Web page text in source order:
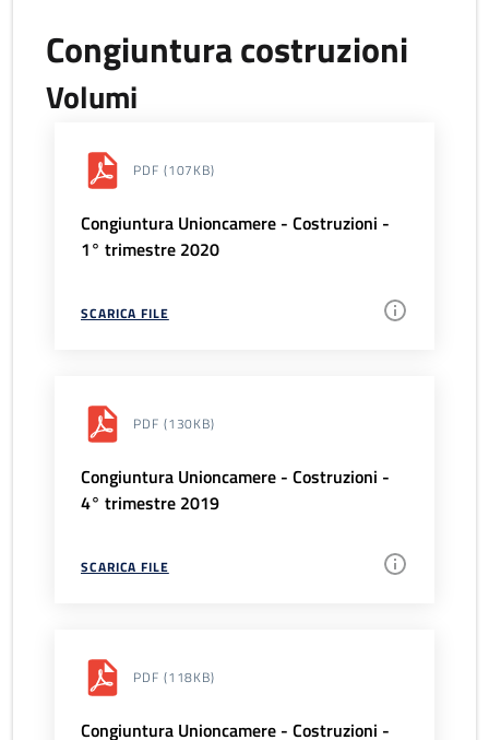
Congiuntura costruzioni
Volumi
PDF (107KB)
Congiuntura Unioncamere - Costruzioni -
1° trimestre 2020
SCARICA FILE
PDF (130KB)
Congiuntura Unioncamere - Costruzioni -
4° trimestre 2019
SCARICA FILE
PDF (118KB)
Congiuntura Unioncamere - Costruzioni -